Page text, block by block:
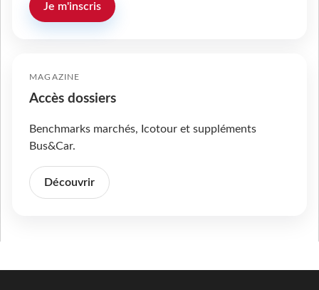
Je m'inscris
MAGAZINE
Accès dossiers
Benchmarks marchés, Icotour et suppléments
Bus&Car.
Découvrir